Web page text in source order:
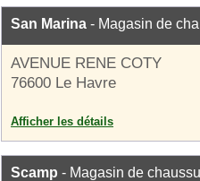
San Marina - Magasin de
AVENUE RENE COTY
76600 Le Havre
Afficher les détails
Scamp - Magasin de